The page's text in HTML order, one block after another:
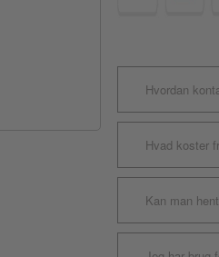
Hvordan
Hvad koster
Kan man